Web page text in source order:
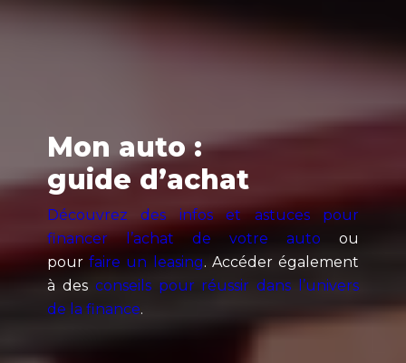
Mon auto :
guide d’achat
Découvrez des infos et astuces pour
financer l’achat de votre auto ou
pourfaire un leasing. Accéder également
à des conseils pour réussir dans l’univers
de la finance.